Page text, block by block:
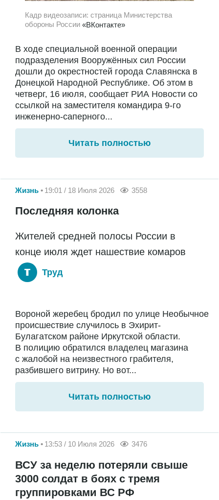
Кадр видеозаписи: страница Министерства
обороны России «ВКонтакте»
В ходе специальной военной операции
подразделения Вооружённых сил России
дошли до окрестностей города Славянска в
Донецкой Народной Республике. Об этом в
четверг, 16 июля, сообщает РИА Новости со
ссылкой на заместителя командира 9-го
инженерно-саперного...
Читать полностью
Жизнь 19:01 / 18 Июля 2026 3558
Последняя колонка
Жителей средней полосы России в
конце июля ждет нашествие комаров
Труд
Вороной жеребец бродил по улице Необычное
происшествие случилось в Эхирит-
Булагатском районе Иркутской области.
В полицию обратился владелец магазина
с жалобой на неизвестного грабителя,
разбившего витрину. Но вот...
Читать полностью
Жизнь 13:53 / 10 Июля 2026 3476
ВСУ за неделю потеряли свыше
3000 солдат в боях с тремя
группировками ВС РФ